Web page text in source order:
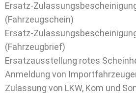
Ersatz-
(Fahrzeugschein)
Ersatz-
(Fahrzeugbrief)
Ersatzausstellung rotes
Anmeldung von
Zulassung von LKW, Kom und